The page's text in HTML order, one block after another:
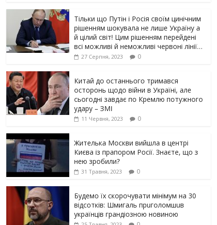
Тільки що Путін і Росія своїм цинічним
рішенням шoкyвaлa не лише Україну а
й цілий світ! Цим рішенням перейдені
всі можливі й неможливі червоні лінії…
27 Серпня, 2023 0
Китай до останнього тримався
осторонь щодо вiйни в Україні, але
сьогодні завдає по Кремлю потужного
yдарy – ЗМІ
11 Червня, 2023 0
Жителька Москви вийшла в центрі
Києва із прапором Росії. Знаєте, що з
нею зробили?
31 Травня, 2023 0
Будемо їх скорочувати мінімум на 30
відсотків: Шмигаль прuголомшuв
українців грaндіoзнoю новиною